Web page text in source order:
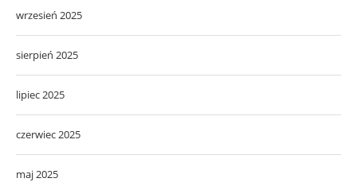
wrzesień 2025
sierpień 2025
lipiec 2025
czerwiec 2025
maj 2025